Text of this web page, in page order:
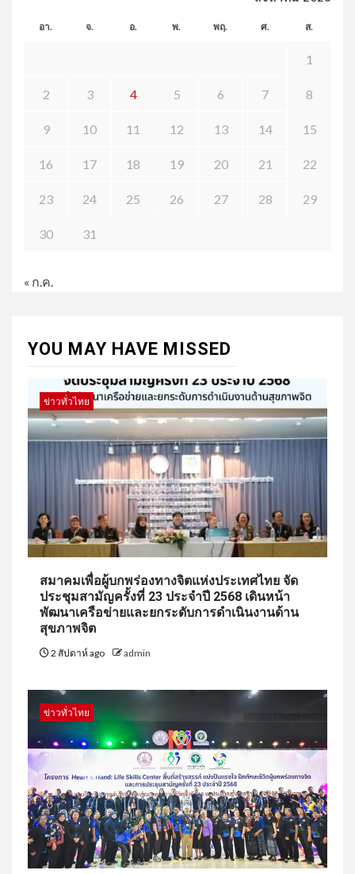
อา. จ. อ. พ. พฤ. ศ. ส.
1
2 3 4 5 6 7 8
9 10 11 12 13 14 15
16 17 18 19 20 21 22
23 24 25 26 27 28 29
30 31
« ก.ค.
YOU MAY HAVE MISSED
ข่าวทั่วไทย
สมาคมเพื่อผู้บกพร่องทางจิตแห่งประเทศไทย จัด
ประชุมสามัญครั้งที่ 23 ประจำปี 2568 เดินหน้า
พัฒนาเครือข่ายและยกระดับการดำเนินงานด้าน
สุขภาพจิต
2 สัปดาห์ ago admin
ข่าวทั่วไทย